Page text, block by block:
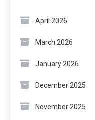
April 2026
March 2026
January 2026
December 2025
November 2025